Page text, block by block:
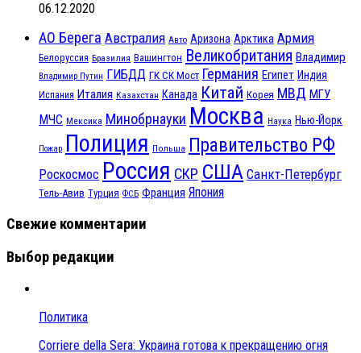
06.12.2020
АО Берега Австралия Авто Аризона Арктика Армия
Белоруссия Бразилия Вашингтон Великобритания Владимир
Владимир Путин ГИБДД ГК СК Мост Германия Египет Индия
Испания Италия Казахстан Канада Китай Корея МВД МГУ
МЧС Мексика Минобрнауки Москва Наука Нью-Йорк
Пожар Полиция Польша Правительство РФ
Роскосмос Россия СКР США Санкт-Петербург
Тель-Авив Турция ФСБ Франция Япония
Свежие комментарии
Выбор редакции
Политика
Corriere della Sera: Украина готова к прекращению огня